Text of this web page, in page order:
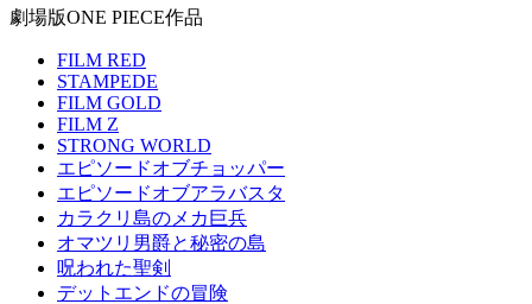
劇場版ONE PIECE作品
FILM RED
STAMPEDE
FILM GOLD
FILM Z
STRONG WORLD
エピソードオブチョッパー
エピソードオブアラバスタ
カラクリ島のメカ巨兵
オマツリ男爵と秘密の島
呪われた聖剣
デットエンドの冒険